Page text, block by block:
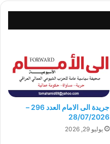
جريدة الى الامام العدد 296 –
28/07/2026
يوليو 29, 2026